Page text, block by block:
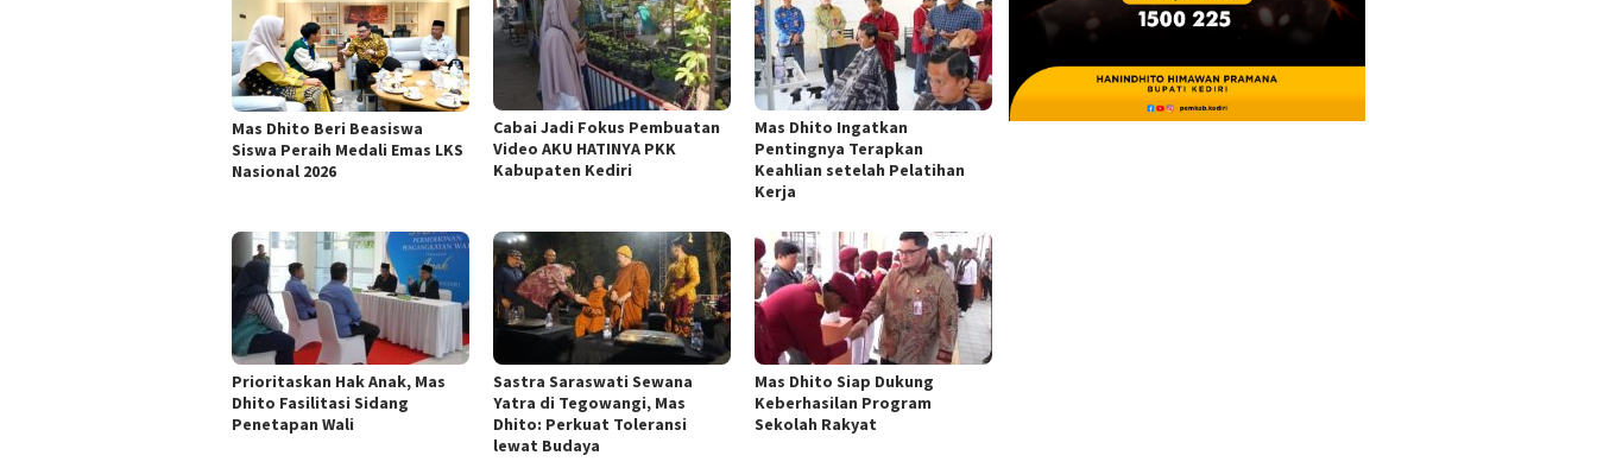
Mas Dhito Beri Beasiswa
Siswa Peraih Medali Emas LKS
Nasional 2026
Cabai Jadi Fokus Pembuatan
Video AKU HATINYA PKK
Kabupaten Kediri
Mas Dhito Ingatkan
Pentingnya Terapkan
Keahlian setelah Pelatihan
Kerja
Prioritaskan Hak Anak, Mas
Dhito Fasilitasi Sidang
Penetapan Wali
Sastra Saraswati Sewana
Yatra di Tegowangi, Mas
Dhito: Perkuat Toleransi
lewat Budaya
Mas Dhito Siap Dukung
Keberhasilan Program
Sekolah Rakyat